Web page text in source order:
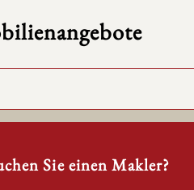
Sie einen Makler?